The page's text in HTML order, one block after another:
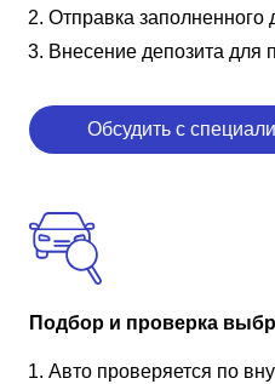
Отправка заполненного
Внесение депозита для
Обсудить с
Подбор и проверка
Авто проверяется по